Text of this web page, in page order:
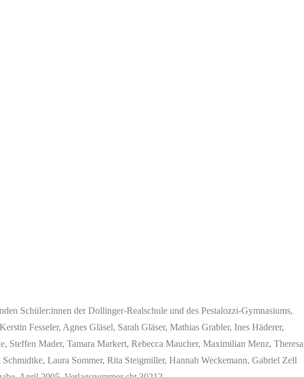
Schüler:innen der Dollinger-Realschule und des Pestalozzi-Gymnasiums,
Fesseler, Agnes Gläsel, Sarah Gläser, Mathias Grabler, Ines Häderer,
Mader, Tamara Markert, Rebecca Maucher, Maximilian Menz, Theresa
Laura Sommer, Rita Steigmiller, Hannah Weckemann, Gabriel Zell